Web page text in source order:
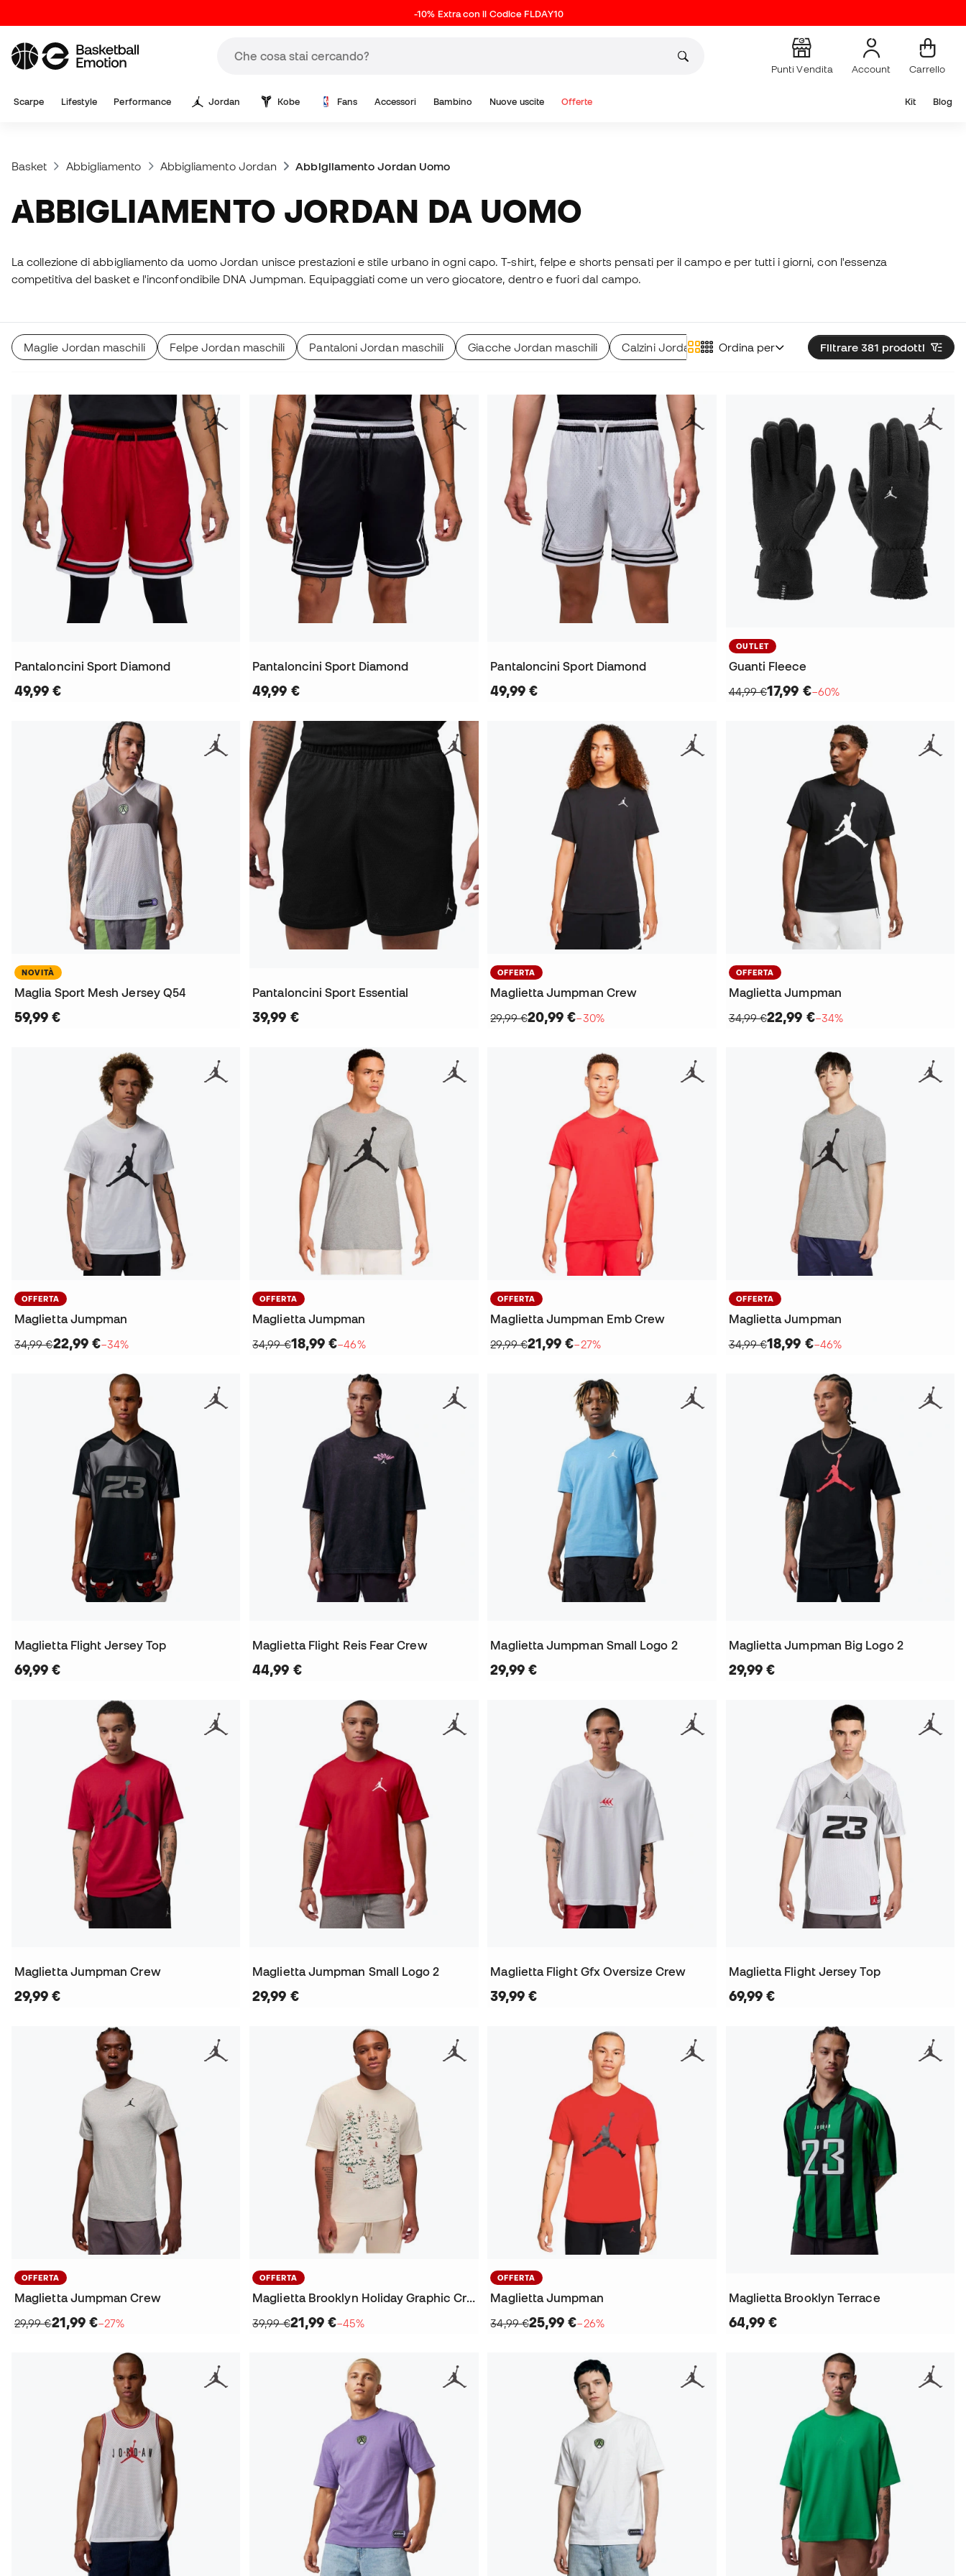
-10% Extra con il Codice FLDAY10
Punti Vendita Account Carrello
Scarpe Lifestyle Performance Jordan Kobe Fans Accessori Bambino Nuove uscite Offerte Kit Blog
Basket Abbigliamento Abbigliamento Jordan Abbigliamento Jordan Uomo
ABBIGLIAMENTO JORDAN DA UOMO
La collezione di abbigliamento da uomo Jordan unisce prestazioni e stile urbano in ogni capo. T-shirt, felpe e shorts pensati per il campo e per tutti i giorni, con l'essenza
competitiva del basket e l'inconfondibile DNA Jumpman. Equipaggiati come un vero giocatore, dentro e fuori dal campo.
Filtrare 381 prodotti
Ordina per
Maglie Jordan maschili Felpe Jordan maschili Pantaloni Jordan maschili Giacche Jordan maschili Calzini Jordan maschili Cappellini Jordan maschili
Pantaloncini Sport Diamond
49,99 €
Pantaloncini Sport Diamond
49,99 €
Pantaloncini Sport Diamond
49,99 €
OUTLET
Guanti Fleece
44,99 €17,99 €−60%
NOVITÀ
Maglia Sport Mesh Jersey Q54
59,99 €
Pantaloncini Sport Essential
39,99 €
OFFERTA
Maglietta Jumpman Crew
29,99 €20,99 €−30%
OFFERTA
Maglietta Jumpman
34,99 €22,99 €−34%
OFFERTA
Maglietta Jumpman
34,99 €22,99 €−34%
OFFERTA
Maglietta Jumpman
34,99 €18,99 €−46%
OFFERTA
Maglietta Jumpman Emb Crew
29,99 €21,99 €−27%
OFFERTA
Maglietta Jumpman
34,99 €18,99 €−46%
Maglietta Flight Jersey Top
69,99 €
Maglietta Flight Reis Fear Crew
44,99 €
Maglietta Jumpman Small Logo 2
29,99 €
Maglietta Jumpman Big Logo 2
29,99 €
Maglietta Jumpman Crew
29,99 €
Maglietta Jumpman Small Logo 2
29,99 €
Maglietta Flight Gfx Oversize Crew
39,99 €
Maglietta Flight Jersey Top
69,99 €
OFFERTA
Maglietta Jumpman Crew
29,99 €21,99 €−27%
OFFERTA
Maglietta Brooklyn Holiday Graphic Crew
39,99 €21,99 €−45%
OFFERTA
Maglietta Jumpman
34,99 €25,99 €−26%
Maglietta Brooklyn Terrace
64,99 €